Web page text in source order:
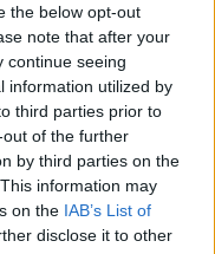
the below opt-out
note that after your
continue seeing
information utilized by
third parties prior to
of the further
by third parties on the
information may
on the IAB’s List of
disclose it to other
Lu.